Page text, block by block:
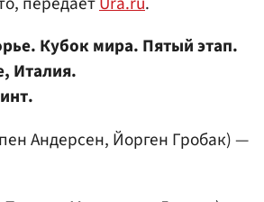
Кубок мира. Пятый этап.
Италия.
Андерсен, Йорген Гробак) —